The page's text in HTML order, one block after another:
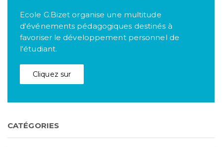
Ecole G.Bizet organise une multitude
d'événements pédagogiques destinés à
favoriser le développement personnel de
l'étudiant.
Cliquez sur
CATÉGORIES